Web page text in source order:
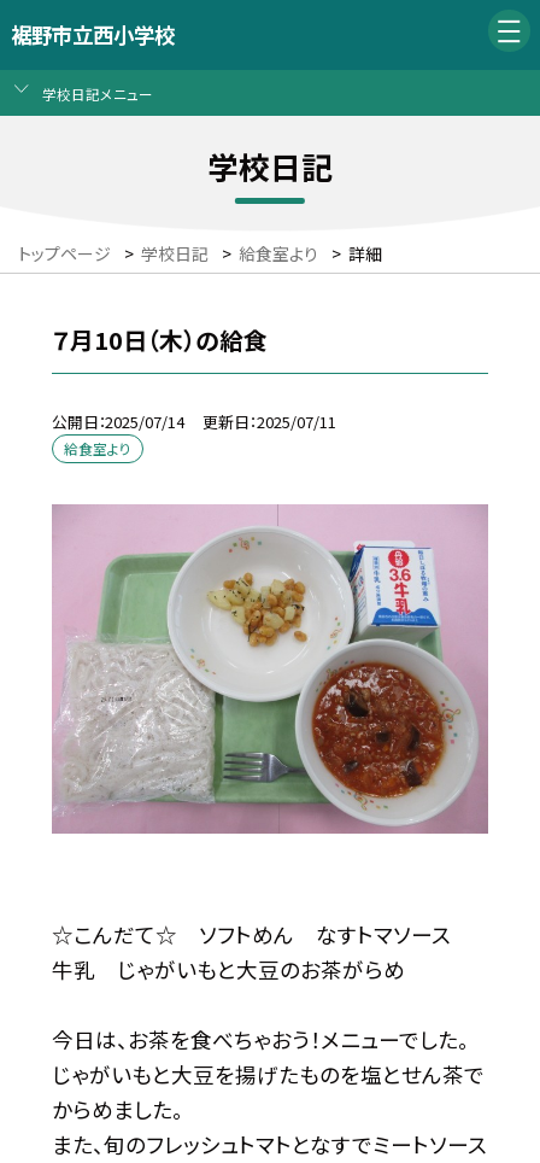
裾野市立西小学校
学校日記メニュー
学校日記
トップページ > 学校日記 > 給食室より > 詳細
７月10日（木）の給食
公開日 2025/07/14 更新日 2025/07/11
給食室より
☆こんだて☆ ソフトめん なすトマソース
牛乳 じゃがいもと大豆のお茶がらめ
今日は、お茶を食べちゃおう！メニューでした。
じゃがいもと大豆を揚げたものを塩とせん茶で
からめました。
また、旬のフレッシュトマトとなすでミートソース